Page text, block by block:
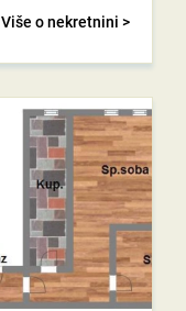
Više o nekretnini >